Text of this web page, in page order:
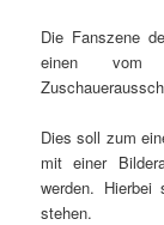
Die Fanszene
einen vom
Dies soll zum
mit einer
werden.
stehen.